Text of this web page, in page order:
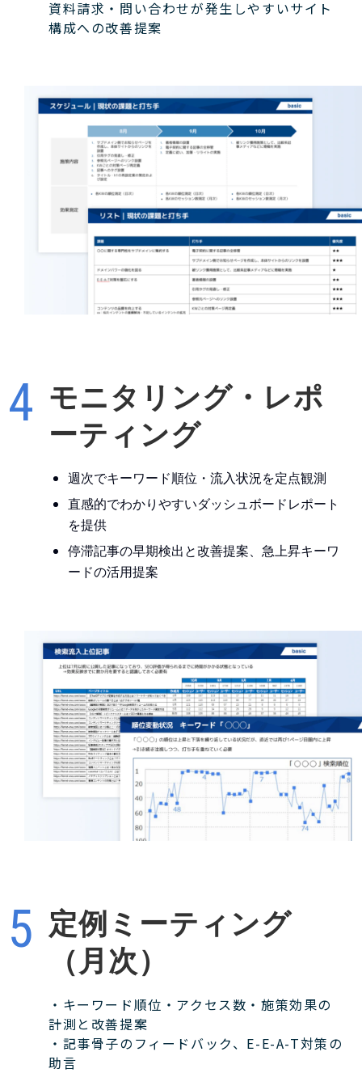
資料請求・問い合わせが発生しやすいサイト
構成への改善提案
モニタリング・レポ
ーティング
週次でキーワード順位・流入状況を定点観測
直感的でわかりやすいダッシュボードレポート
を提供
停滞記事の早期検出と改善提案、急上昇キーワ
ードの活用提案
定例ミーティング
（月次）
・キーワード順位・アクセス数・施策効果の
計測と改善提案
・記事骨子のフィードバック、E-E-A-T対策の
助言